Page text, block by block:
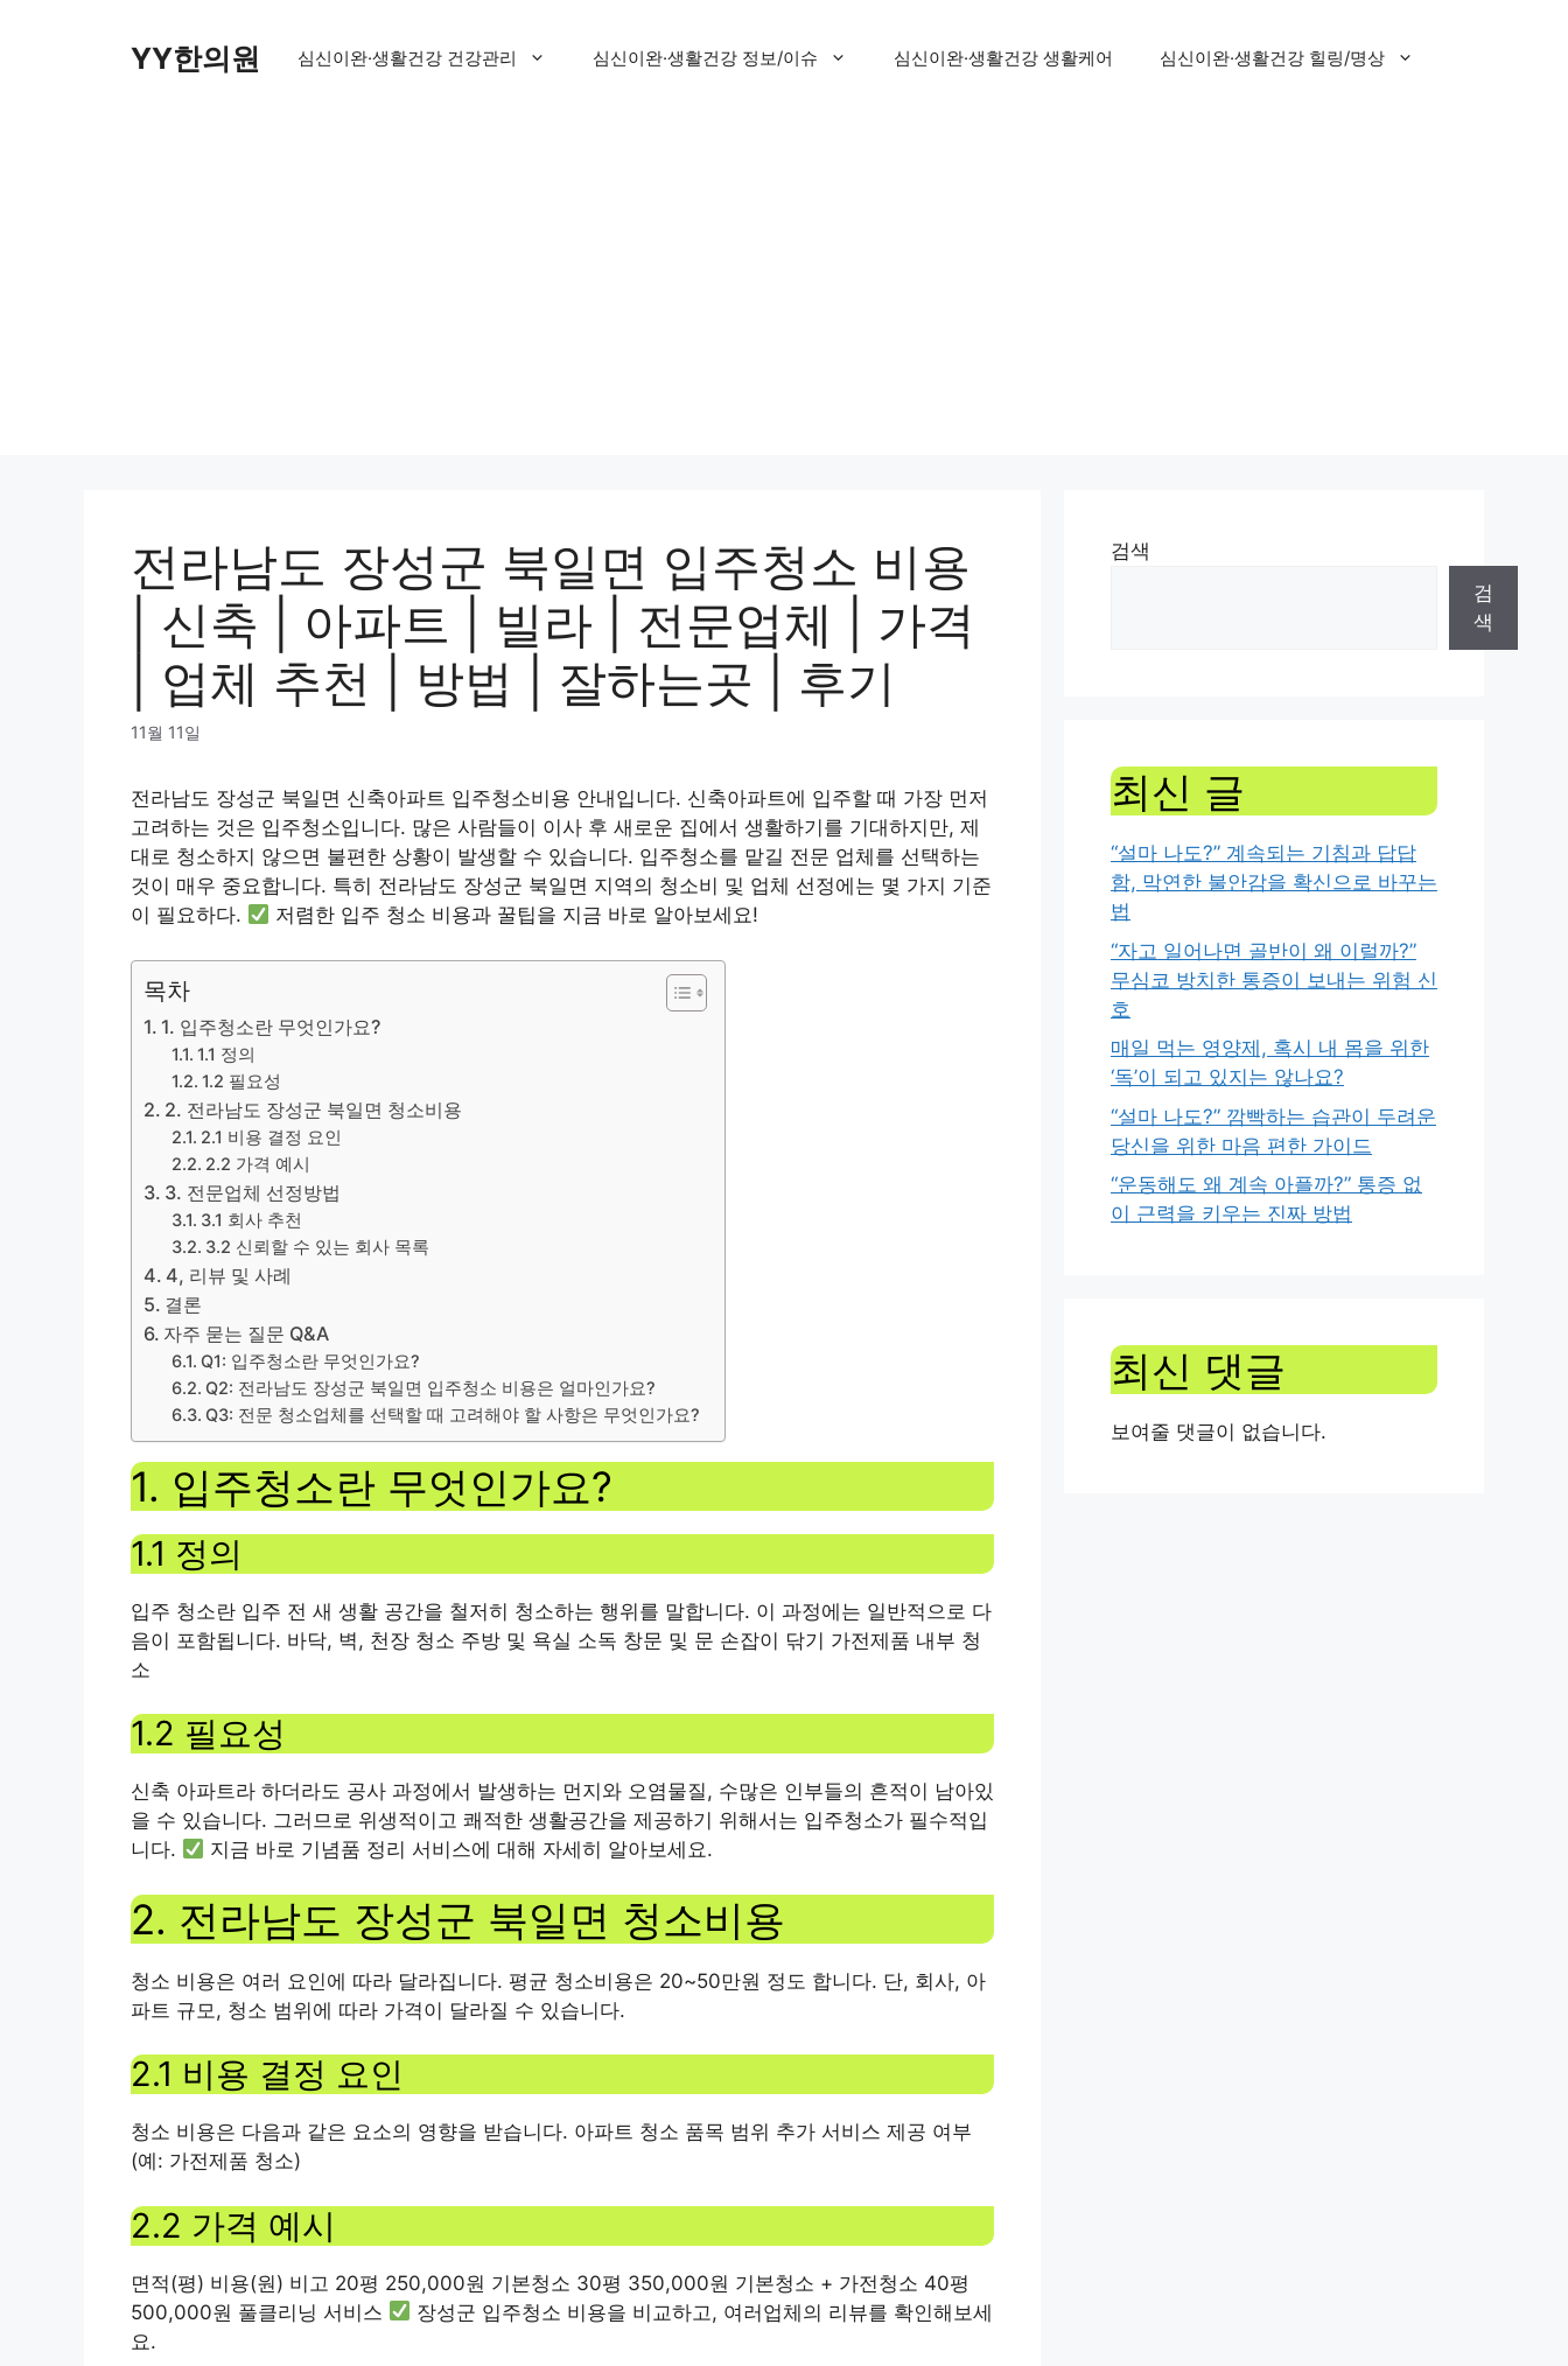
YY한의원 심신이완·생활건강 건강관리 심신이완·생활건강 정보/이슈 심신이완·생활건강 생활케어 심신이완·생활건강 힐링/명상
전라남도 장성군 북일면 입주청소 비용
| 신축 | 아파트 | 빌라 | 전문업체 | 가격
| 업체 추천 | 방법 | 잘하는곳 | 후기
11월 11일
전라남도 장성군 북일면 신축아파트 입주청소비용 안내입니다. 신축아파트에 입주할 때 가장 먼저
고려하는 것은 입주청소입니다. 많은 사람들이 이사 후 새로운 집에서 생활하기를 기대하지만, 제
대로 청소하지 않으면 불편한 상황이 발생할 수 있습니다. 입주청소를 맡길 전문 업체를 선택하는
것이 매우 중요합니다. 특히 전라남도 장성군 북일면 지역의 청소비 및 업체 선정에는 몇 가지 기준
이 필요하다.
저렴한 입주 청소 비용과 꿀팁을 지금 바로 알아보세요!
목차
1. 입주청소란 무엇인가요?
1.1 정의
1.2 필요성
2. 전라남도 장성군 북일면 청소비용
2.1 비용 결정 요인
2.2 가격 예시
3. 전문업체 선정방법
3.1 회사 추천
3.2 신뢰할 수 있는 회사 목록
4, 리뷰 및 사례
결론
자주 묻는 질문 Q&A
Q1: 입주청소란 무엇인가요?
Q2: 전라남도 장성군 북일면 입주청소 비용은 얼마인가요?
Q3: 전문 청소업체를 선택할 때 고려해야 할 사항은 무엇인가요?
1. 입주청소란 무엇인가요?
1.1 정의
입주 청소란 입주 전 새 생활 공간을 철저히 청소하는 행위를 말합니다. 이 과정에는 일반적으로 다
음이 포함됩니다. 바닥, 벽, 천장 청소 주방 및 욕실 소독 창문 및 문 손잡이 닦기 가전제품 내부 청
소
1.2 필요성
신축 아파트라 하더라도 공사 과정에서 발생하는 먼지와 오염물질, 수많은 인부들의 흔적이 남아있
을 수 있습니다. 그러므로 위생적이고 쾌적한 생활공간을 제공하기 위해서는 입주청소가 필수적입
니다.
지금 바로 기념품 정리 서비스에 대해 자세히 알아보세요.
2. 전라남도 장성군 북일면 청소비용
청소 비용은 여러 요인에 따라 달라집니다. 평균 청소비용은 20~50만원 정도 합니다. 단, 회사, 아
파트 규모, 청소 범위에 따라 가격이 달라질 수 있습니다.
2.1 비용 결정 요인
청소 비용은 다음과 같은 요소의 영향을 받습니다. 아파트 청소 품목 범위 추가 서비스 제공 여부
(예: 가전제품 청소)
2.2 가격 예시
면적(평) 비용(원) 비고 20평 250,000원 ​​기본청소 30평 350,000원 ​​기본청소 + 가전청소 40평
500,000원 ​​풀클리닝 서비스
장성군 입주청소 비용을 비교하고, 여러업체의 리뷰를 확인해보세
요.
검색
검
색
최신 글
“설마 나도?” 계속되는 기침과 답답
함, 막연한 불안감을 확신으로 바꾸는
법
“자고 일어나면 골반이 왜 이럴까?”
무심코 방치한 통증이 보내는 위험 신
호
매일 먹는 영양제, 혹시 내 몸을 위한
‘독’이 되고 있지는 않나요?
“설마 나도?” 깜빡하는 습관이 두려운
당신을 위한 마음 편한 가이드
“운동해도 왜 계속 아플까?” 통증 없
이 근력을 키우는 진짜 방법
최신 댓글
보여줄 댓글이 없습니다.